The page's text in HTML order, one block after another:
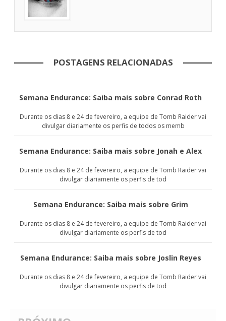
POSTAGENS RELACIONADAS
Semana Endurance: Saiba mais sobre Conrad Roth
Durante os dias 8 e 24 de fevereiro, a equipe de Tomb Raider vai
divulgar diariamente os perfis de todos os memb
Semana Endurance: Saiba mais sobre Jonah e Alex
Durante os dias 8 e 24 de fevereiro, a equipe de Tomb Raider vai
divulgar diariamente os perfis de tod
Semana Endurance: Saiba mais sobre Grim
Durante os dias 8 e 24 de fevereiro, a equipe de Tomb Raider vai
divulgar diariamente os perfis de tod
Semana Endurance: Saiba mais sobre Joslin Reyes
Durante os dias 8 e 24 de fevereiro, a equipe de Tomb Raider vai
divulgar diariamente os perfis de tod